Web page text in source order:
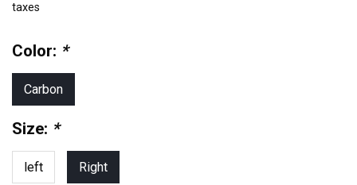
taxes
Color: *
Carbon
Size: *
left Right